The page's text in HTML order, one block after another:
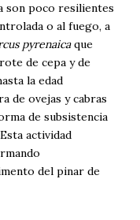
son poco resilientes
o al fuego, a
pyrenaicaque
de cepa y de
la edad
de ovejas y cabras
de subsistencia
actividad
del pinar de